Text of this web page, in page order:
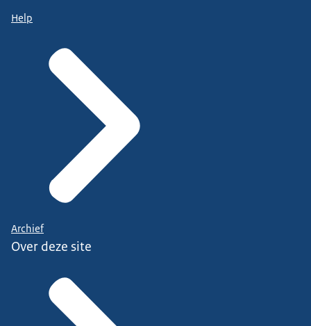
Help
Archief
Over deze site